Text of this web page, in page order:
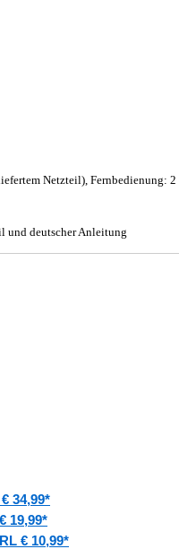
Netzteil), Fernbedienung: 2
und deutscher Anleitung
34,99*
19,99*
€ 10,99*